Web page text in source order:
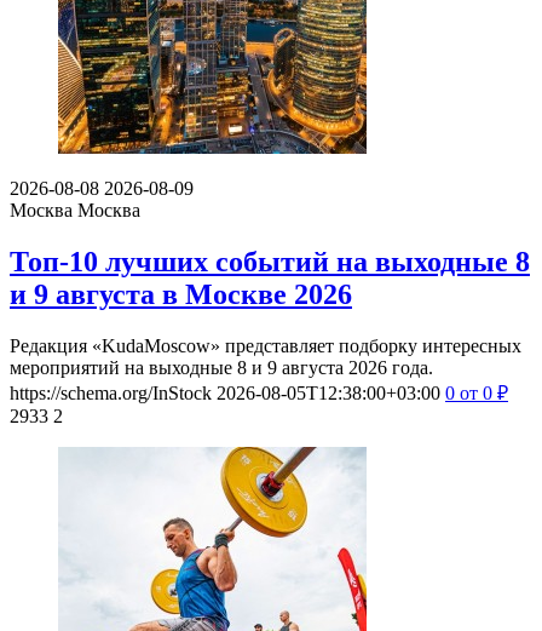
2026-08-08 2026-08-09
Москва Москва
Топ-10 лучших событий на выходные 8
и 9 августа в Москве 2026
Редакция «KudaMoscow» представляет подборку интересных
мероприятий на выходные 8 и 9 августа 2026 года.
https://schema.org/InStock 2026-08-05T12:38:00+03:00 0 от 0 ₽
2933 2